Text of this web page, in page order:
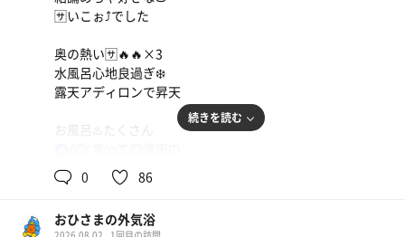
🈂️いこぉ⤴️でした
奥の熱い🈂️🔥🔥×3
水風呂心地良過ぎ❄️
露天アディロンで昇天
お風呂♨️たくさん
鉱石？の風呂♨️
からの交代浴🔄
エンドレス出来そう
続きを読む
0 86
おひさまの外気浴